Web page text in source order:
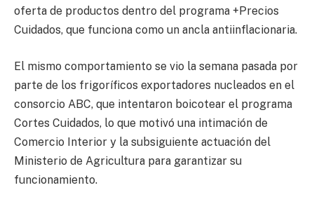
oferta de productos dentro del programa +Precios
Cuidados, que funciona como un ancla antiinflacionaria.
El mismo comportamiento se vio la semana pasada por
parte de los frigoríficos exportadores nucleados en el
consorcio ABC, que intentaron boicotear el programa
Cortes Cuidados, lo que motivó una intimación de
Comercio Interior y la subsiguiente actuación del
Ministerio de Agricultura para garantizar su
funcionamiento.